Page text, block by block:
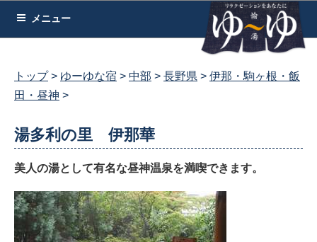
メニュー
トップ ゆーゆな宿 中部 長野県
伊那・駒ヶ根・飯
田・昼神
湯多利の里 伊那華
美人の湯として有名な昼神温泉を満喫できます。